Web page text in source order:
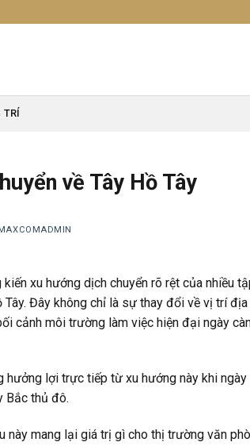
TRÍ
về Tây Hồ Tây
xu hướng dịch chuyển rõ rệt của nhiều
Đây không chỉ là sự thay đổi về vị trí
cảnh môi trường làm việc hiện đại ngày
hưởng lợi trực tiếp từ xu hướng này khi ngày
Bắc thủ đô.
này mang lại giá trị gì cho thị trường văn